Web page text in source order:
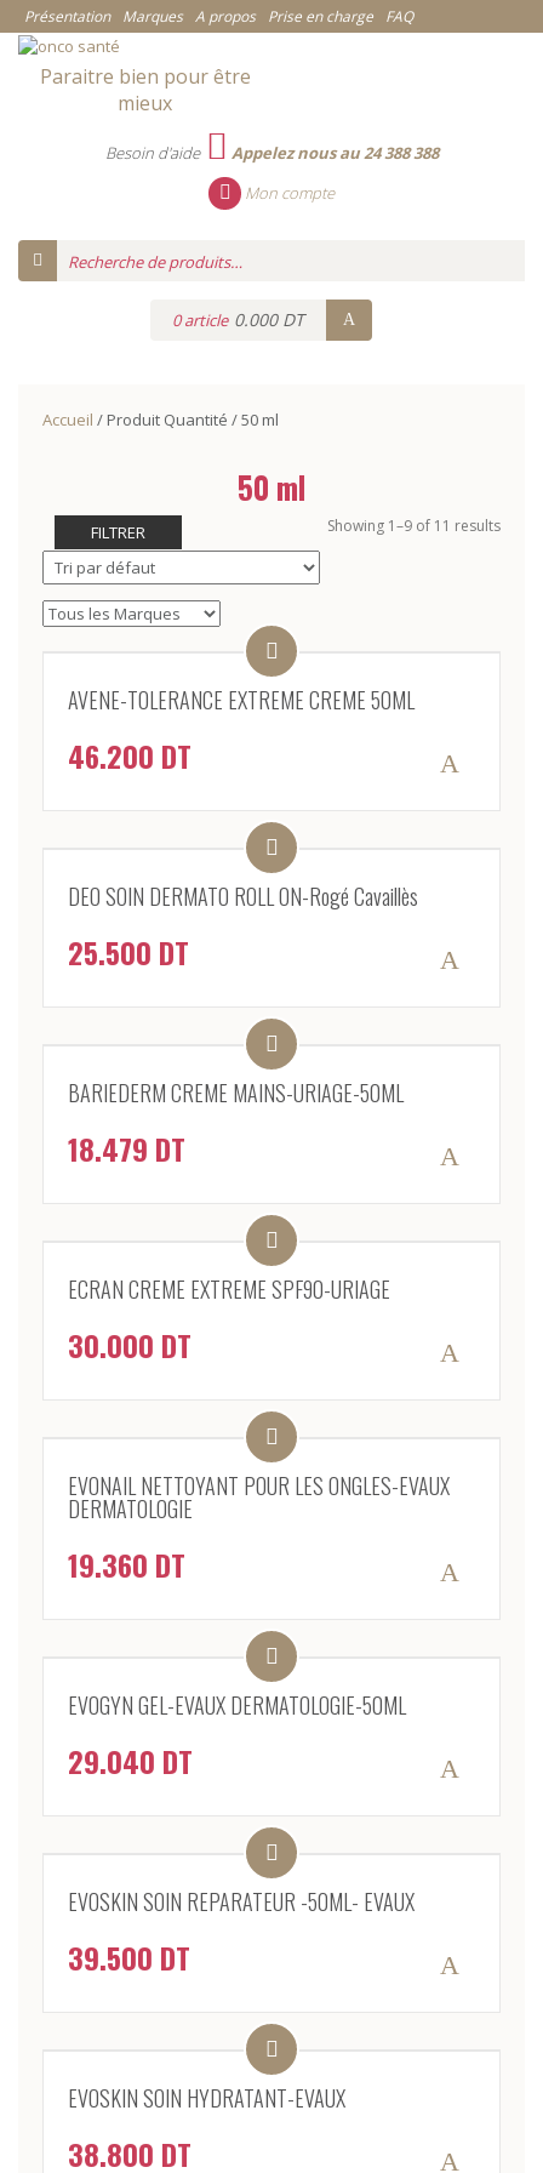
Présentation Marques A propos Prise en charge FAQ
Paraitre bien pour être
mieux
Besoin d'aide
Appelez nous au 24 388 388
Mon compte
0 article 0.000 DT
Accueil / Produit Quantité / 50 ml
50 ml
Showing 1–9 of 11 results
FILTRER
AVENE-TOLERANCE EXTREME CREME 50ML
46.200 DT
DEO SOIN DERMATO ROLL ON-Rogé Cavaillès
25.500 DT
BARIEDERM CREME MAINS-URIAGE-50ML
18.479 DT
ECRAN CREME EXTREME SPF90-URIAGE
30.000 DT
EVONAIL NETTOYANT POUR LES ONGLES-EVAUX
DERMATOLOGIE
19.360 DT
EVOGYN GEL-EVAUX DERMATOLOGIE-50ML
29.040 DT
EVOSKIN SOIN REPARATEUR -50ML- EVAUX
39.500 DT
EVOSKIN SOIN HYDRATANT-EVAUX
38.800 DT